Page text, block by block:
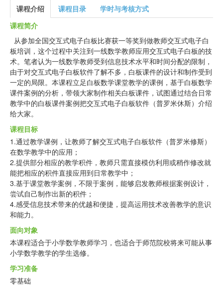
课程介绍 课程目录
学时与考核方式
课程简介
从参加全国交互式电子白板比赛获一等奖到做教师交互式电子白
板培训，这个过程中关注到一线数学教师应用交互式电子白板的技
术。笔者认为一线数学教师受到信息技术水平和时间分配的限制，
由于对交互式电子白板软件了解不多，白板课件的设计和制作受到
一定的局限。本课程立足白板数学课堂教学的课例，基于白板数学
课件案例的分析，带领大家制作相关白板课件，试图通过结合日常
教学中的白板课件案例把交互式电子白板软件（普罗米休斯）介绍
给大家。
课程目标
1.通过教学课例，让教师了解交互式电子白板软件（普罗米修斯）
在数学教学中的应用；
2.提供部分相应的教学积件，教师只需直接模仿利用或稍作修改就
能把相应的积件直接应用到日常教学中；
3.基于课堂教学案例，不限于案例，能够启发教师根据案例设计，
尝试自己制作出新的积件；
4.感受信息技术带来的优越和便捷，提高运用技术改善教学的意识
和能力。
面向对象
本课程适合于小学数学教师学习，也适合于师范院校将来可能从事
小学数学教学的学生选修。
学习准备
零基础